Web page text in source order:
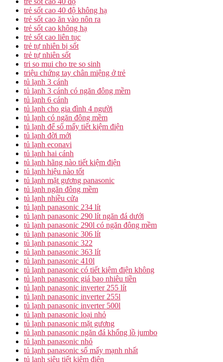
trẻ sốt cao 40 độ không hạ
trẻ sốt cao ăn vào nôn ra
trẻ sốt cao không hạ
trẻ sốt cao liên tục
trẻ tự nhiên bị sốt
trẻ tự nhiên sốt
tri so mui cho tre so sinh
triệu chứng tay chân miệng ở trẻ
tủ lạnh 3 cánh
tủ lạnh 3 cánh có ngăn đông mềm
tủ lạnh 6 cánh
tủ lạnh cho gia đình 4 người
tủ lạnh có ngăn đông mềm
tủ lạnh để số mấy tiết kiệm điện
tủ lạnh đời mới
tủ lạnh econavi
tủ lạnh hai cánh
tủ lạnh hãng nào tiết kiệm điện
tủ lạnh hiệu nào tốt
tủ lạnh mặt gương panasonic
tủ lạnh ngăn đông mềm
tủ lạnh nhiều cửa
tủ lạnh panasonic 234 lít
tủ lạnh panasonic 290 lít ngăn đá dưới
tủ lạnh panasonic 290l có ngăn đông mềm
tủ lạnh panasonic 306 lít
tủ lạnh panasonic 322
tủ lạnh panasonic 363 lít
tủ lạnh panasonic 410l
tủ lạnh panasonic có tiết kiệm điện không
tủ lạnh panasonic giá bao nhiêu tiền
tủ lạnh panasonic inverter 255 lít
tủ lạnh panasonic inverter 255l
tủ lạnh panasonic inverter 500l
tủ lạnh panasonic loại nhỏ
tủ lạnh panasonic mặt gương
tủ lạnh panasonic ngăn đá khổng lồ jumbo
tủ lạnh panasonic nhỏ
tủ lạnh panasonic số mấy mạnh nhất
tủ lạnh siêu tiết kiệm điện